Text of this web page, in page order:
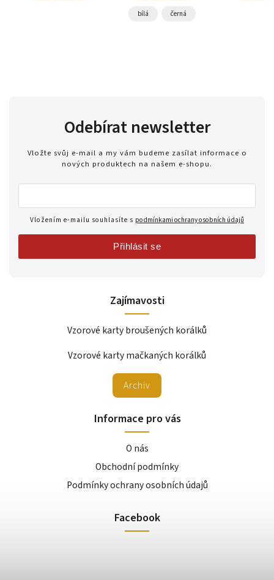
bílá černá
Zajímavosti
Vzorové karty broušených korálků
Vzorové karty mačkaných korálků
Archiv
Odebírat newsletter
Vložte svůj e-mail a my vám budeme zasílat informace o
nových produktech na našem e-shopu.
Vložením e-mailu souhlasíte s podmínkami ochrany osobních údajů
Přihlásit se
Informace pro vás
O nás
Obchodní podmínky
Podmínky ochrany osobních údajů
Facebook